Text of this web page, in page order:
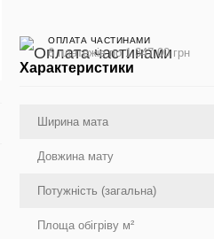
ОПЛАТА ЧАСТИНАМИ
6 платежів по 1 347.00 грн
Характеристики
Ширина мата
Довжина мату
Потужність (загальна)
Площа обігріву м²